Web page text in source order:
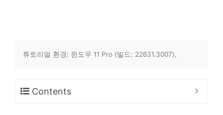
튜토리얼 환경: 윈도우 11 Pro (빌드: 22631.3007),
Contents